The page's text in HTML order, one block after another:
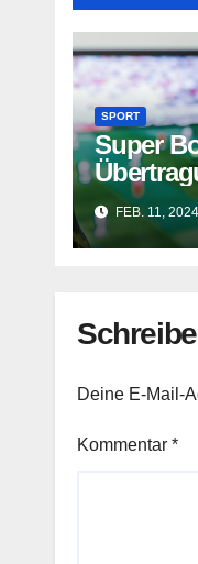
SPORT
Super
FEB. 11, 2024
Deine E-Mail-
Kommentar *